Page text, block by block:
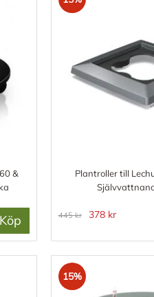
&
Plantroller till
445 kr 378 kr
15%